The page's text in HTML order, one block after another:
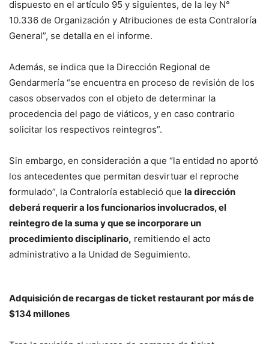
dispuesto en el artículo 95 y siguientes, de la ley N°
10.336 de Organización y Atribuciones de esta Contraloría
General”, se detalla en el informe.
Además, se indica que la Dirección Regional de
Gendarmería “se encuentra en proceso de revisión de los
casos observados con el objeto de determinar la
procedencia del pago de viáticos, y en caso contrario
solicitar los respectivos reintegros”.
Sin embargo, en consideración a que “la entidad no aportó
los antecedentes que permitan desvirtuar el reproche
formulado”, la Contraloría estableció que la dirección
deberá requerir a los funcionarios involucrados, el
reintegro de la suma y que se incorporare un
procedimiento disciplinario, remitiendo el acto
administrativo a la Unidad de Seguimiento.
Adquisición de recargas de ticket restaurant por más de
$134 millones